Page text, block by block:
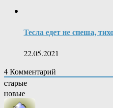
Тесла едет не спеша,
22.05.2021
4Комментарий
старые
новые